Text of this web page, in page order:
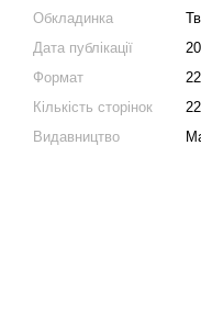
Обкладинка
Дата публікації
Формат
Кількість сторінок
Видавництво